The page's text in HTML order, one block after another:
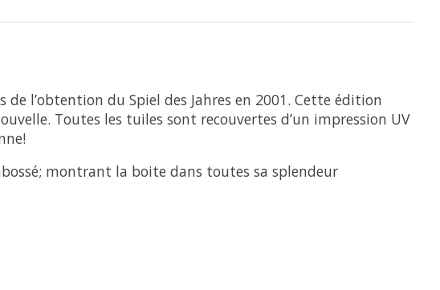
de l’obtention du Spiel des Jahres en 2001. Cette édition
Toutes les tuiles sont recouvertes d’un impression UV
montrant la boite dans toutes sa splendeur